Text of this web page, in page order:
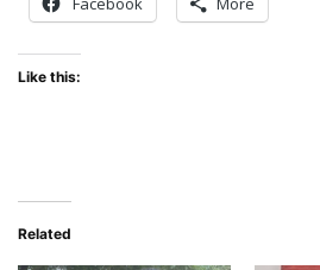
Like this:
Related